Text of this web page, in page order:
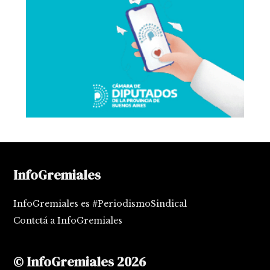
InfoGremiales
InfoGremiales es #PeriodismoSindical
Contctá a InfoGremiales
© InfoGremiales 2026